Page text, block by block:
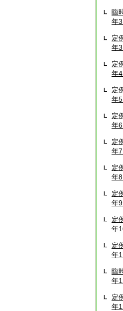
臨
年
定
年
定
年
定
年
定
年
定
年
定
年
定
年
定
年
定
年
臨
年
定
年